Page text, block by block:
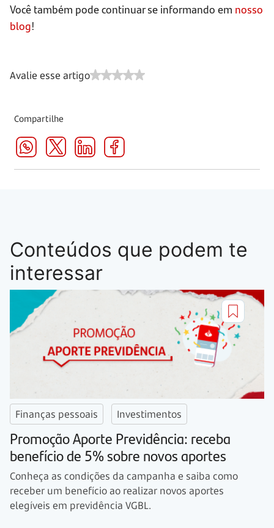
Você também pode continuar se informando em nosso
blog!
Avalie esse artigo
Compartilhe
Conteúdos que podem te
interessar
Finanças pessoais Investimentos
Promoção Aporte Previdência: receba
benefício de 5% sobre novos aportes
Conheça as condições da campanha e saiba como
receber um benefício ao realizar novos aportes
elegíveis em previdência VGBL.